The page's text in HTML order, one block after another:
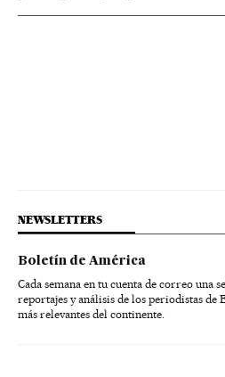
NEWSLETTERS
Boletín de América
Cada semana en tu cuenta de correo una
reportajes y análisis de los periodistas de
más relevantes del continente.